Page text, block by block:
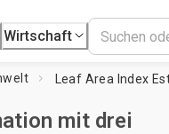
Wirtschaft
mit drei